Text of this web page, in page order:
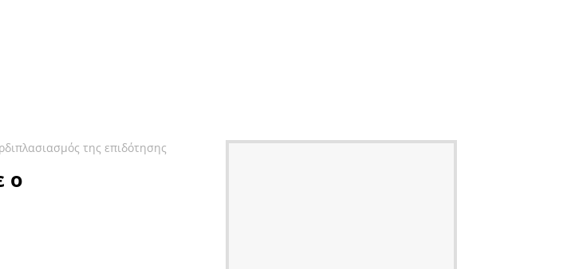
της επιδότησης
ο